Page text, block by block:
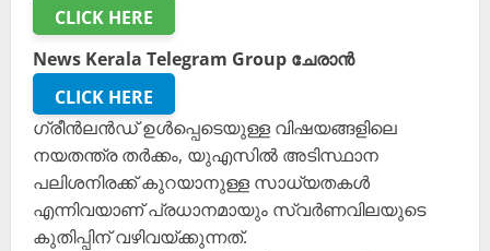
CLICK HERE
News Kerala Telegram Group ചേരാൻ
CLICK HERE
ഗ്രീൻലൻഡ് ഉൾപ്പെടെയുള്ള വിഷയങ്ങളിലെ
നയതന്ത്ര തർക്കം, യുഎസിൽ അടിസ്ഥാന
പലിശനിരക്ക് കുറയാനുള്ള സാധ്യതകൾ
എന്നിവയാണ് പ്രധാനമായും സ്വർണവിലയുടെ
കുതിപ്പിന് വഴിവയ്ക്കുന്നത്.